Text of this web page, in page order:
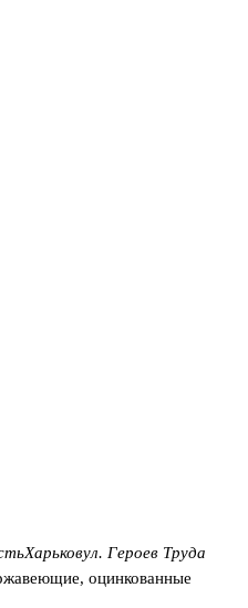
Харьковул. Героев Труда
оцинкованные